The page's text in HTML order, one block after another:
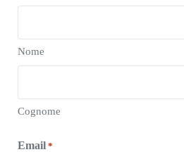
Nome
Cognome
Email *